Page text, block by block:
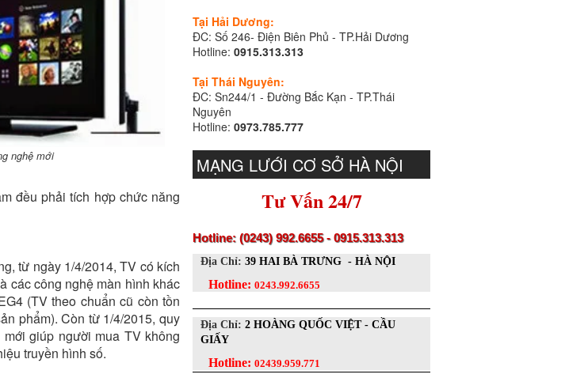
nghệ mới
đều phải tích hợp chức năng
từ ngày 1/4/2014, TV có kích
các công nghệ màn hình khác
(TV theo chuẩn cũ còn tồn
phẩm). Còn từ 1/4/2015, quy
giúp người mua TV không
truyền hình số.
Tại Hải Dương:
ĐC: Số 246- Điện Biên Phủ - TP.Hải Dương
Hotline: 0915.313.313
Tại Thái Nguyên:
ĐC: Sn244/1 - Đường Bắc Kạn - TP.Thái
Nguyên
Hotline: 0973.785.777
MẠNG LƯỚI CƠ SỞ HÀ NỘI
Tư Vấn 24/7
Hotline: (0243) 992.6655 - 0915.313.313
Địa Chỉ: 39 HAI BÀ TRƯNG - HÀ NỘI
Hotline: 0243.992.6655
Địa Chỉ: 2 HOÀNG QUỐC VIỆT - CẦU
GIẤY
Hotline: 02439.959.771